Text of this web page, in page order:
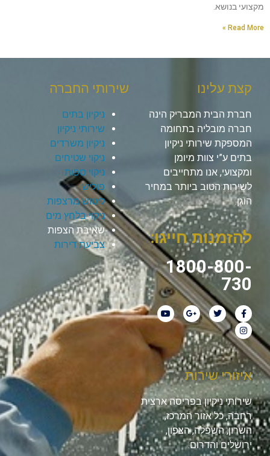
מקצועי בנושא.
Read More »
קצת עלינו
חברת הבית המבריק הינה
חברה מובליה בתחומה
המספקת שירותי ניקיון
בתים ע”י צוות מיומן
ומקצועי, אנו מתחייבים
לשירות הטוב ביותר במחיר
הוגן.
להזמנות חייגו:
1800-800-
730
שירותי החברה
ניקיון בתים
שירותי ניקיון
ניקיון משרדים
ניקוי שטיחים
ניקוי ספות
פוליש
ליטוש מרצפות
ניקוי בלחץ מים
שאיבת הצפות
צביעת דירות
איזורי שירות
שירותי ניקיון בפריסה ארצית
רחבה, כל אזור המרכז,
השרון, השפלה, הצפון,
ירושלים והדרום.